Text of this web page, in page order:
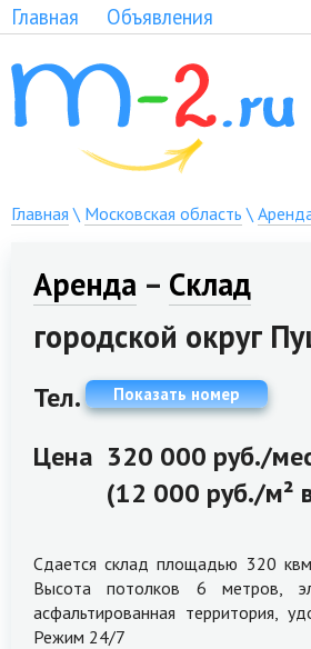
Главная Объявления
Главная \ Московская область \
Аренда – Склад
городской округ
Тел. Показать номер
Цена 320 000 руб./
(12 000 руб./м²
Сдается склад площадью 320
Высота потолков 6 метров,
асфальтированная территория,
Режим 24/7